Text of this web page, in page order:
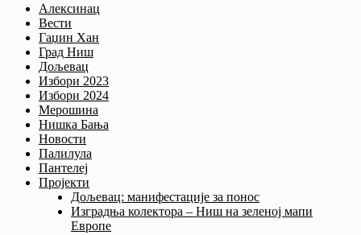
Алексинац
Вести
Гаџин Хан
Град Ниш
Дољевац
Избори 2023
Избори 2024
Мерошина
Нишка Бања
Новости
Палилула
Пантелеј
Пројекти
Дољевац: манифестације за понос
Изградња колектора – Ниш на зеленој мапи
Европе